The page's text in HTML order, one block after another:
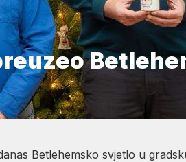
Betlehemsko svjetlo u